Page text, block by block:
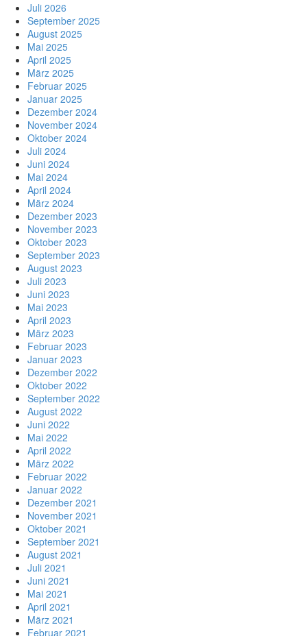
Juli 2026
September 2025
August 2025
Mai 2025
April 2025
März 2025
Februar 2025
Januar 2025
Dezember 2024
November 2024
Oktober 2024
Juli 2024
Juni 2024
Mai 2024
April 2024
März 2024
Dezember 2023
November 2023
Oktober 2023
September 2023
August 2023
Juli 2023
Juni 2023
Mai 2023
April 2023
März 2023
Februar 2023
Januar 2023
Dezember 2022
Oktober 2022
September 2022
August 2022
Juni 2022
Mai 2022
April 2022
März 2022
Februar 2022
Januar 2022
Dezember 2021
November 2021
Oktober 2021
September 2021
August 2021
Juli 2021
Juni 2021
Mai 2021
April 2021
März 2021
Februar 2021